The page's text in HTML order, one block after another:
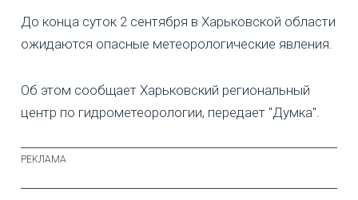
До конца суток 2 сентября в Харьковской области
ожидаются опасные метеорологические явления.
Об этом сообщает Харьковский региональный
центр по гидрометеорологии, передает "Думка".